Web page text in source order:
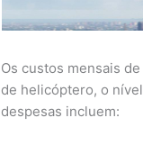
Os custos mensais
de helicóptero, o
despesas incluem: